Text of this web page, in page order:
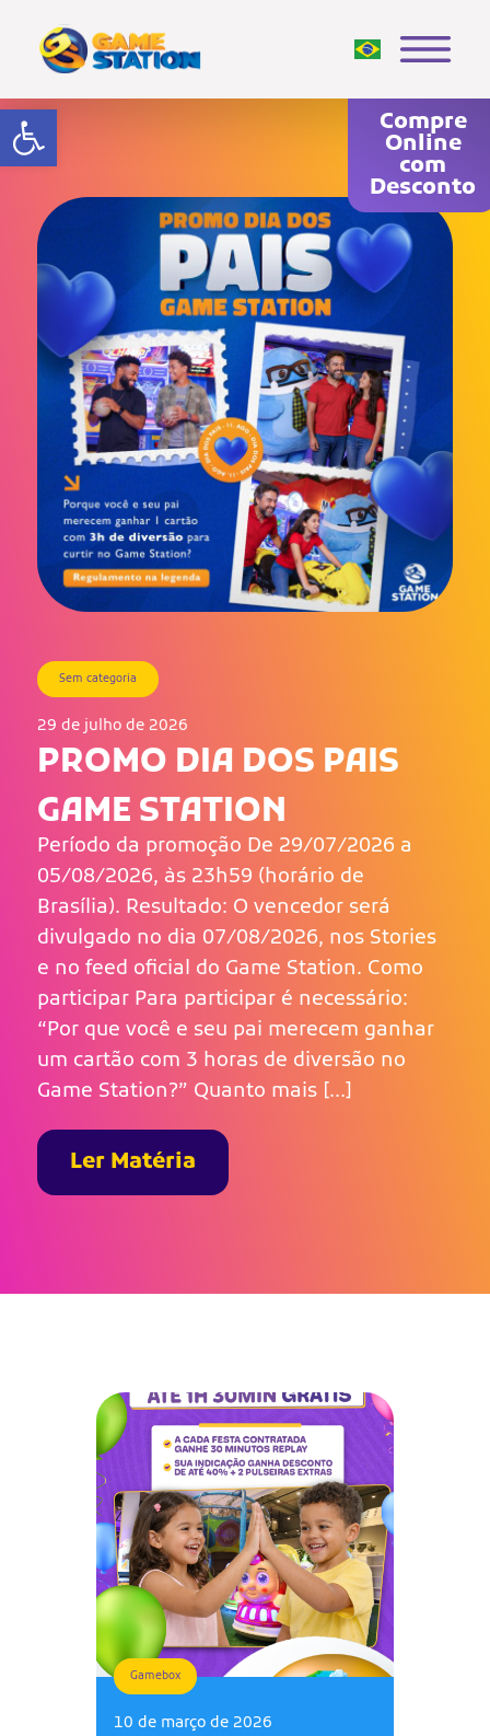
Compre
Online
com
Desconto
Sem categoria
29 de julho de 2026
PROMO DIA DOS PAIS
GAME STATION
Período da promoção De 29/07/2026 a
05/08/2026, às 23h59 (horário de
Brasília). Resultado: O vencedor será
divulgado no dia 07/08/2026, nos Stories
e no feed oficial do Game Station. Como
participar Para participar é necessário:
“Por que você e seu pai merecem ganhar
um cartão com 3 horas de diversão no
Game Station?” Quanto mais […]
Ler Matéria
Gamebox
10 de março de 2026
Abrir a barra de ferramentas